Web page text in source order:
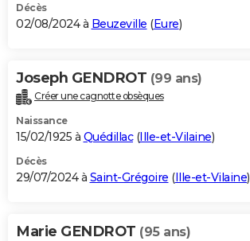
Décès
02/08/2024 à Beuzeville (Eure)
Joseph GENDROT (99 ans)
Créer une cagnotte obsèques
Naissance
15/02/1925 à Quédillac(Ille-et-Vilaine)
Décès
29/07/2024 à Saint-Grégoire (Ille-et-Vilaine)
Marie GENDROT (95 ans)